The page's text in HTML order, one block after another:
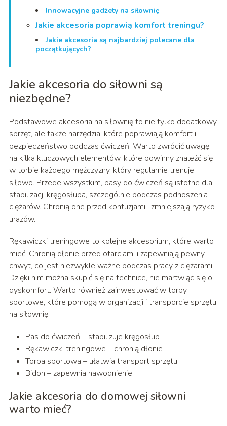
Innowacyjne gadżety na siłownię
Jakie akcesoria poprawią komfort treningu?
Jakie akcesoria są najbardziej polecane dla
początkujących?
Jakie akcesoria do siłowni są
niezbędne?
Podstawowe akcesoria na siłownię to nie tylko dodatkowy
sprzęt, ale także narzędzia, które poprawiają komfort i
bezpieczeństwo podczas ćwiczeń. Warto zwrócić uwagę
na kilka kluczowych elementów, które powinny znaleźć się
w torbie każdego mężczyzny, który regularnie trenuje
siłowo. Przede wszystkim, pasy do ćwiczeń są istotne dla
stabilizacji kręgosłupa, szczególnie podczas podnoszenia
ciężarów. Chronią one przed kontuzjami i zmniejszają ryzyko
urazów.
Rękawiczki treningowe to kolejne akcesorium, które warto
mieć. Chronią dłonie przed otarciami i zapewniają pewny
chwyt, co jest niezwykle ważne podczas pracy z ciężarami.
Dzięki nim można skupić się na technice, nie martwiąc się o
dyskomfort. Warto również zainwestować w torby
sportowe, które pomogą w organizacji i transporcie sprzętu
na siłownię.
Pas do ćwiczeń – stabilizuje kręgosłup
Rękawiczki treningowe – chronią dłonie
Torba sportowa – ułatwia transport sprzętu
Bidon – zapewnia nawodnienie
Jakie akcesoria do domowej siłowni
warto mieć?